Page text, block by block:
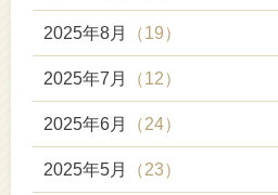
2025年8月 （19）
2025年7月 （12）
2025年6月 （24）
2025年5月 （23）